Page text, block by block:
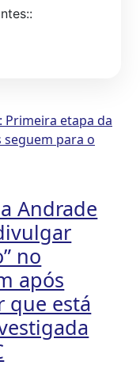
Primeira etapa da
para o
Andrade
no
após
que está